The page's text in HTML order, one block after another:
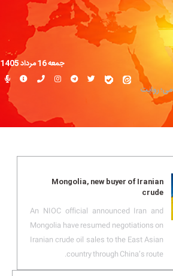
روایت
جمعه 16 مرداد 1405
Mongolia, new buyer of Iranian
crude
An NIOC official announced Iran and
Mongolia have resumed negotiations on
Iranian crude oil sales to the East Asian
country through China’s route.